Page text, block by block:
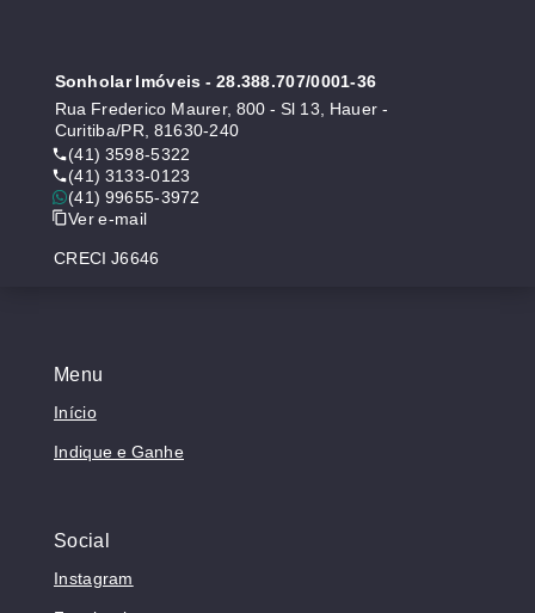
Menu
Início
Indique e Ganhe
Social
Instagram
Sonholar Imóveis - 28.388.707/0001-36
Rua Frederico Maurer, 800 - Sl 13, Hauer -
Curitiba/PR, 81630-240
(41) 3598-5322
(41) 3133-0123
(41) 99655-3972
Ver e-mail
CRECI J6646